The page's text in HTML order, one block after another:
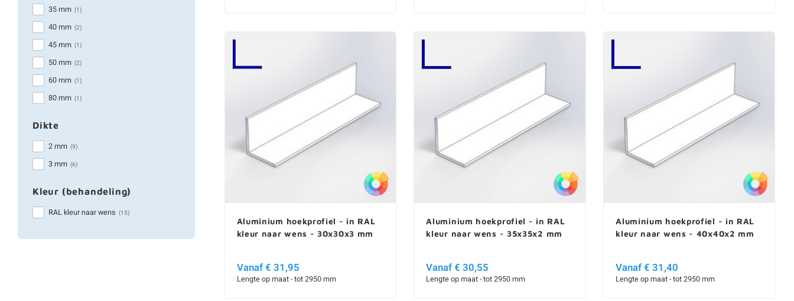
35 mm (1)
40 mm (2)
45 mm (1)
50 mm (2)
60 mm (1)
80 mm (1)
Dikte
2 mm (9)
3 mm (6)
Kleur (behandeling)
RAL kleur naar wens (15)
Aluminium hoekprofiel - in RAL
kleur naar wens - 30x30x3 mm
Vanaf € 31,95
Lengte op maat - tot 2950 mm
Aluminium hoekprofiel - in RAL
kleur naar wens - 35x35x2 mm
Vanaf € 30,55
Lengte op maat - tot 2950 mm
Aluminium hoekprofiel - in RAL
kleur naar wens - 40x40x2 mm
Vanaf € 31,40
Lengte op maat - tot 2950 mm